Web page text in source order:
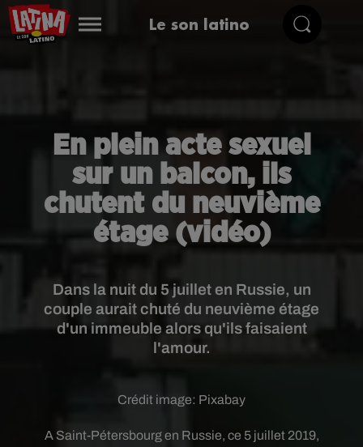
Le son latino
En plein acte sexuel
sur un balcon, ils
chutent du neuvième
étage (vidéo)
Dans la nuit du 5 juillet en Russie, un
couple aurait chuté du neuvième étage
d'un immeuble alors qu'ils faisaient
l'amour.
Crédit image: Pixabay
A Saint-Pétersbourg en Russie, ce 5 juillet 2019,